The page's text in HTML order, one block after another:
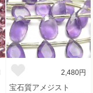
2,480円
宝石質アメジスト